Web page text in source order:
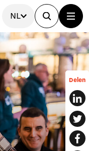
NL
Delen